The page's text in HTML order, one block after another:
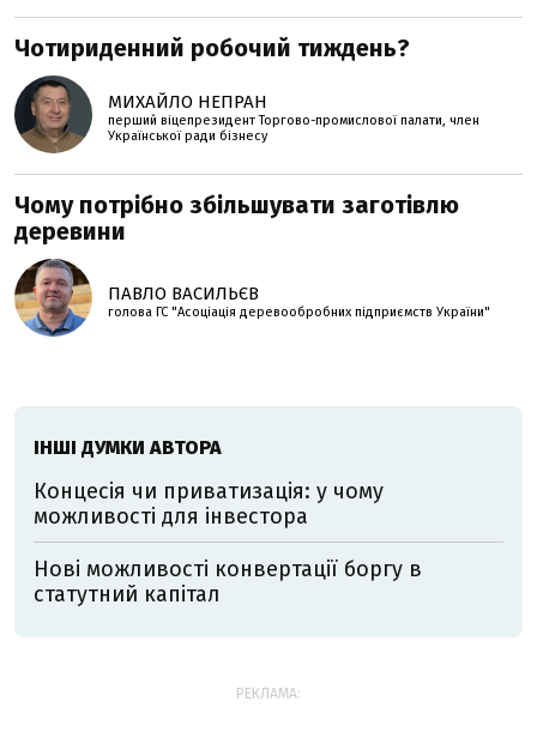
Чотириденний робочий тиждень?
МИХАЙЛО НЕПРАН
перший віцепрезидент Торгово-промислової палати, член
Української ради бізнесу
Чому потрібно збільшувати заготівлю
деревини
ПАВЛО ВАСИЛЬЄВ
голова ГС "Асоціація деревообробних підприємств України"
ІНШІ ДУМКИ АВТОРА
Концесія чи приватизація: у чому
можливості для інвестора
Нові можливості конвертації боргу в
статутний капітал
РЕКЛАМА: